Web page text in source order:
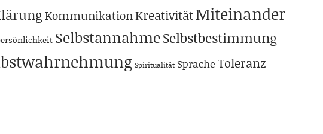
KommunikationKreativitätMiteinander
SelbstannahmeSelbstbestimmung
Spiritualität Sprache Toleranz